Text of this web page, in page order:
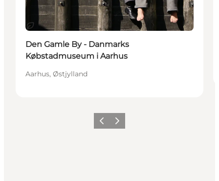
Bæredygtige oplevelser
Den Gamle By - Danmarks
Købstadmuseum i Aarhus
Aarhus, Østjylland
ForrigeNæste